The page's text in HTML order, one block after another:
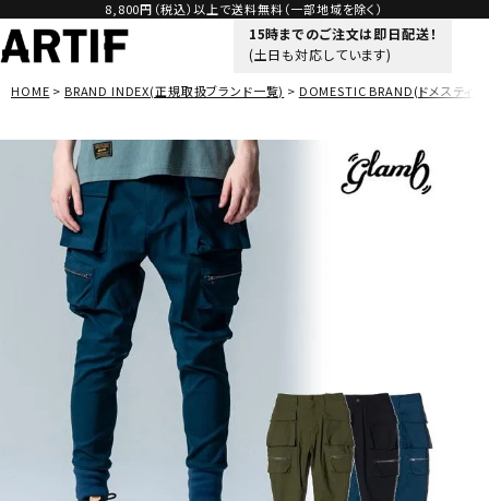
8,800円（税込）以上で送料無料（一部地域を除く）
15時までのご注文は即日配送！
(土日も対応しています)
HOME BRAND INDEX(正規取扱ブランド一覧) DOMESTIC BRAND(ドメスティッ